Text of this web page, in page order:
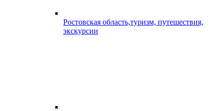
Ростовская область,туризм, путешествия,
экскурсии